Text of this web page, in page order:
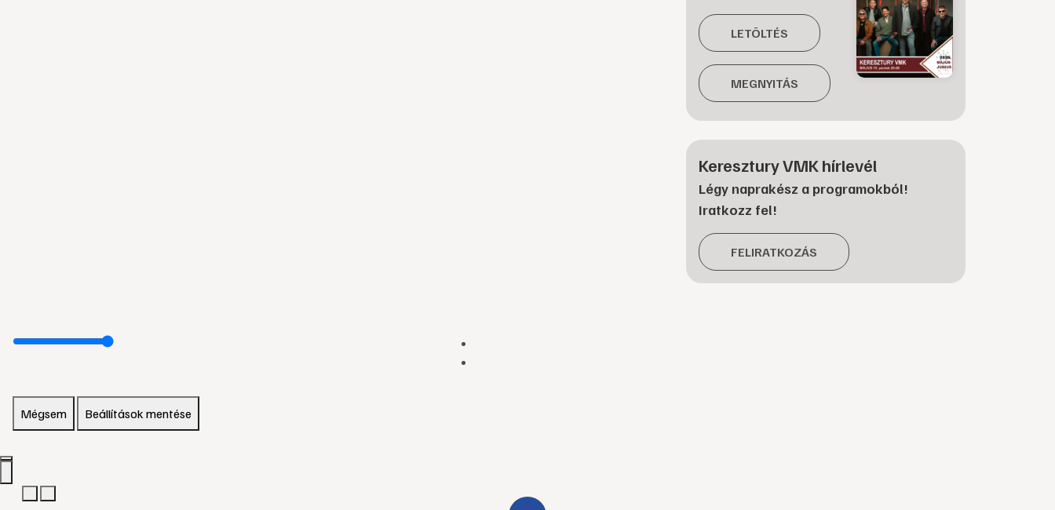
LETÖLTÉS
MEGNYITÁS
Keresztury VMK hírlevél
Légy naprakész a programokból!
Iratkozz fel!
FELIRATKOZÁS
Mégsem Beállítások mentése